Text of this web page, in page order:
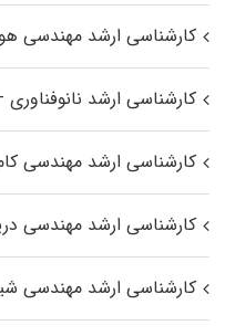
کارشناسی ارشد مهندسی
کارشناسی ارشد نانوفناوری
کارشناسی ارشد مهندسی
کارشناسی ارشد مهندسی
کارشناسی ارشد مهندسی